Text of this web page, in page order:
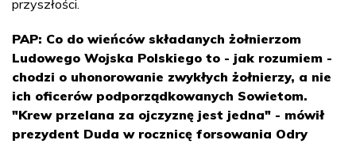
przyszłości.
PAP: Co do wieńców składanych żołnierzom
Ludowego Wojska Polskiego to - jak rozumiem -
chodzi o uhonorowanie zwykłych żołnierzy, a nie
ich oficerów podporządkowanych Sowietom.
"Krew przelana za ojczyznę jest jedna" - mówił
prezydent Duda w rocznicę forsowania Odry